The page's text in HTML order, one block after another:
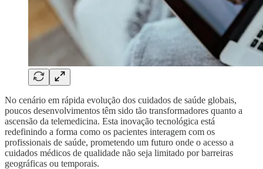
No cenário em rápida evolução dos cuidados de saúde globais,
poucos desenvolvimentos têm sido tão transformadores quanto a
ascensão da telemedicina. Esta inovação tecnológica está
redefinindo a forma como os pacientes interagem com os
profissionais de saúde, prometendo um futuro onde o acesso a
cuidados médicos de qualidade não seja limitado por barreiras
geográficas ou temporais.